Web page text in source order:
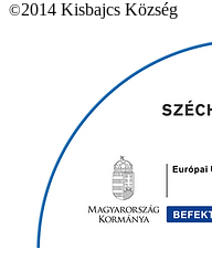
©2014 Kisbajcs Község